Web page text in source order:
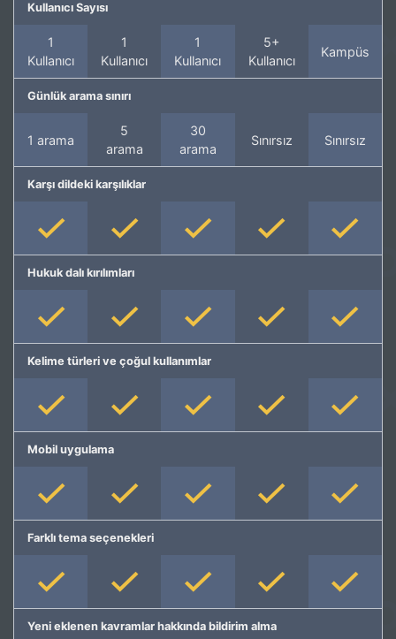
Kullanıcı Sayısı
1
Kullanıcı
1
Kullanıcı
1
Kullanıcı
5+
Kullanıcı
Kampüs
Günlük arama sınırı
1 arama
5
arama
30
arama
Sınırsız Sınırsız
Karşı dildeki karşılıklar
Hukuk dalı kırılımları
Kelime türleri ve çoğul kullanımlar
Mobil uygulama
Farklı tema seçenekleri
Yeni eklenen kavramlar hakkında bildirim alma